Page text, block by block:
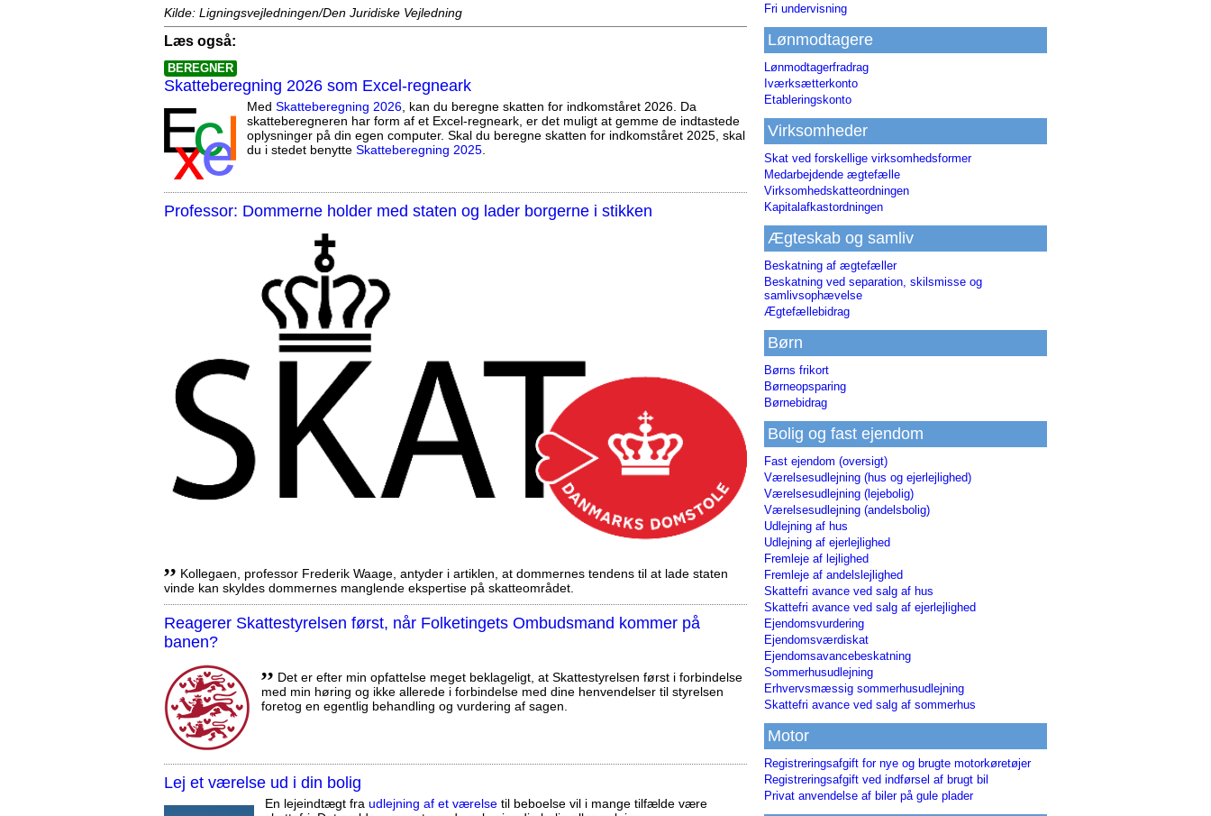
Kilde: Ligningsvejledningen/Den Juridiske Vejledning
Læs også:
BEREGNER
Skatteberegning 2026 som Excel-regneark
Med Skatteberegning 2026 , kan du beregne skatten for indkomståret 2026. Da
skatteberegneren har form af et Excel-regneark, er det muligt at gemme de indtastede
oplysninger på din egen computer. Skal du beregne skatten for indkomståret 2025, skal
du i stedet benytte Skatteberegning 2025
Professor: Dommerne holder med staten og lader borgerne i stikken
,, Kollegaen, professor Frederik Waage, antyder i artiklen, at dommernes tendens til at lade staten
vinde kan skyldes dommernes manglende ekspertise på skatteområdet.
Reagerer Skattestyrelsen først, når Folketingets Ombudsmand kommer på
banen?
,, Det er efter min opfattelse meget beklageligt, at Skattestyrelsen først i forbindelse
med min høring og ikke allerede i forbindelse med dine henvendelser til styrelsen
foretog en egentlig behandling og vurdering af sagen.
Lej et værelse ud i din bolig
En lejeindtægt fra udlejning af et værelse til beboelse vil i mange tilfælde være
Fri undervisning
Lønmodtagere
Lønmodtagerfradrag
Iværksætterkonto
Etableringskonto
Virksomheder
Skat ved forskellige virksomhedsformer
Medarbejdende ægtefælle
Virksomhedskatteordningen
Kapitalafkastordningen
Ægteskab og samliv
Beskatning af ægtefæller
Beskatning ved separation, skilsmisse og
samlivsophævelse
Ægtefællebidrag
Børn
Børns frikort
Børneopsparing
Børnebidrag
Bolig og fast ejendom
Fast ejendom (oversigt)
Værelsesudlejning (hus og ejerlejlighed)
Værelsesudlejning (lejebolig)
Værelsesudlejning (andelsbolig)
Udlejning af hus
Udlejning af ejerlejlighed
Fremleje af lejlighed
Fremleje af andelslejlighed
Skattefri avance ved salg af hus
Skattefri avance ved salg af ejerlejlighed
Ejendomsvurdering
Ejendomsværdiskat
Ejendomsavancebeskatning
Sommerhusudlejning
Erhvervsmæssig sommerhusudlejning
Skattefri avance ved salg af sommerhus
Motor
Registreringsafgift for nye og brugte motorkøretøjer
Registreringsafgift ved indførsel af brugt bil
Privat anvendelse af biler på gule plader